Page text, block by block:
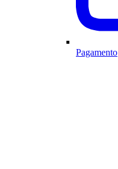
Pagamento